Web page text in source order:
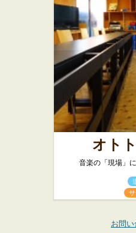
オト
音楽の「現場」
お問